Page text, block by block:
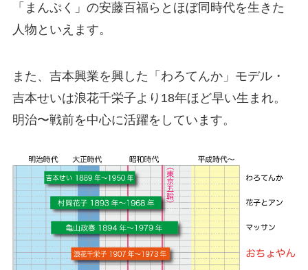
「まんぷく」の安藤百福らとほぼ同時代を生きた
人物といえます。
また、吉本興業を興した「わろてんか」モデル・
吉本せいは浪花千栄子より18年ほど早い生まれ。
明治〜戦前を中心に活躍をしています。